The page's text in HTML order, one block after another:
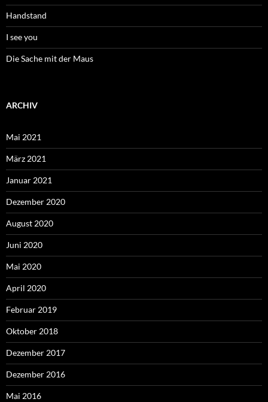
Handstand
I see you
Die Sache mit der Maus
ARCHIV
Mai 2021
März 2021
Januar 2021
Dezember 2020
August 2020
Juni 2020
Mai 2020
April 2020
Februar 2019
Oktober 2018
Dezember 2017
Dezember 2016
Mai 2016